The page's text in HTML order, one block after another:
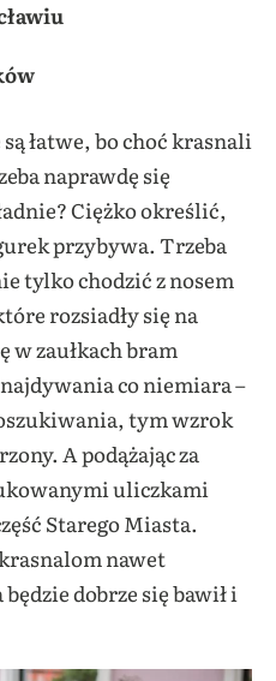
łatwe, bo choć krasnali
naprawdę się
Ciężko określić,
przybywa. Trzeba
tylko chodzić z nosem
rozsiadły się na
w zaułkach bram
co niemiara –
tym wzrok
A podążając za
uliczkami
Starego Miasta.
nawet
dobrze się bawił i